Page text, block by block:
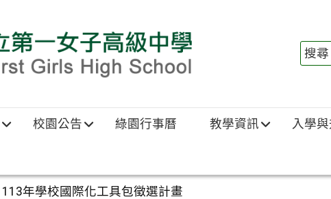
校園公告 綠園行事曆 教學資訊 入學
113年學校國際化工具包徵選計畫